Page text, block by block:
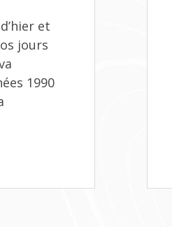
GBB)et
jours
1990